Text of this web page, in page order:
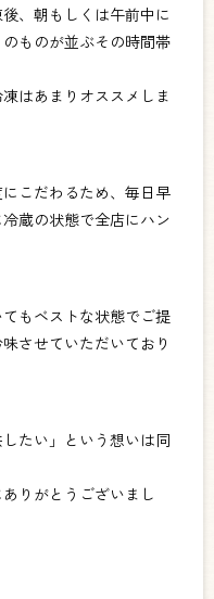
、朝もしくは午前中に
ものが並ぶその時間帯
はあまりオススメしま
こだわるため、毎日早
蔵の状態で全店にハン
もベストな状態でご提
させていただいており
たい」という想いは同
りがとうございまし